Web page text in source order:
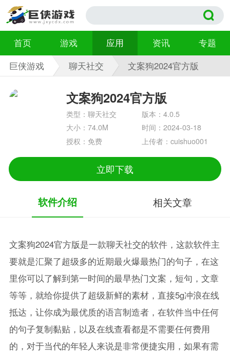
首页 游戏 应用 资讯
专题
巨侠游戏
聊天社交
文案狗2024官方版
文案狗2024官方版
类型：聊天社交
版本：4.0.5
大小：74.0M
时间：2024-03-18
授权：免费
上传者：cuishuo001
立即下载
软件介绍 相关文章
文案狗2024官方版是一款聊天社交的软件，这款软件主
要就是汇聚了超级多的近期最火爆最热门的句子，在这
里你可以了解到第一时间的最早热门文案，短句，文章
等等，就给你提供了超级新鲜的素材，直接5g冲浪在线
抵达，让你成为最优质的语言制造者，在软件当中任何
的句子复制黏贴，以及在线查看都是不需要任何费用
的，对于当代的年轻人来说是非常便捷实用，如果有需